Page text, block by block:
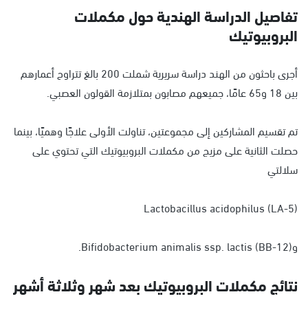
تفاصيل الدراسة الهندية حول مكملات
البروبيوتيك
أجرى باحثون من الهند دراسة سريرية شملت 200 بالغ تتراوح أعمارهم
بين 18 و65 عامًا، جميعهم مصابون بمتلازمة القولون العصبي.
تم تقسيم المشاركين إلى مجموعتين، تناولت الأولى علاجًا وهميًا، بينما
حصلت الثانية على مزيج من مكملات البروبيوتيك التي تحتوي على
سلالتي
Lactobacillus acidophilus (LA-5)
وBifidobacterium animalis ssp. lactis (BB-12).
نتائج مكملات البروبيوتيك بعد شهر وثلاثة أشهر